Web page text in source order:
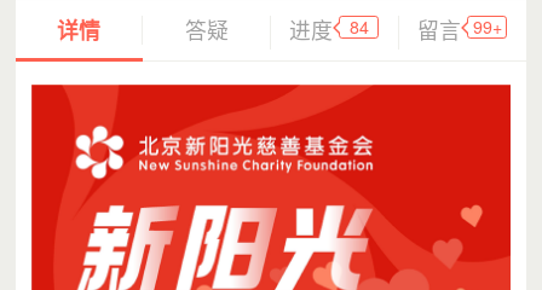
烁* 每月支持9.90元
随* 每月支持20.00元
皮*芹
H* 每月支持9.90元
一*鱼 每月支持10.00元
乐**喜 每月支持200.00元
爱心人士 每月支持20.00元
详情 答疑 进度 84 留言 99+